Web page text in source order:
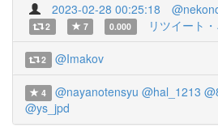
2023-02-28 00:25:18
2 7 0.000 リツイート
2 @Imakov
4 @nayanotensyu @hal_1213
@ys_jpd